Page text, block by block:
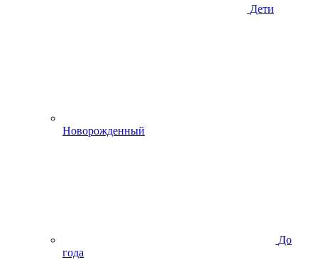
Дети
Новорожденный
До
года